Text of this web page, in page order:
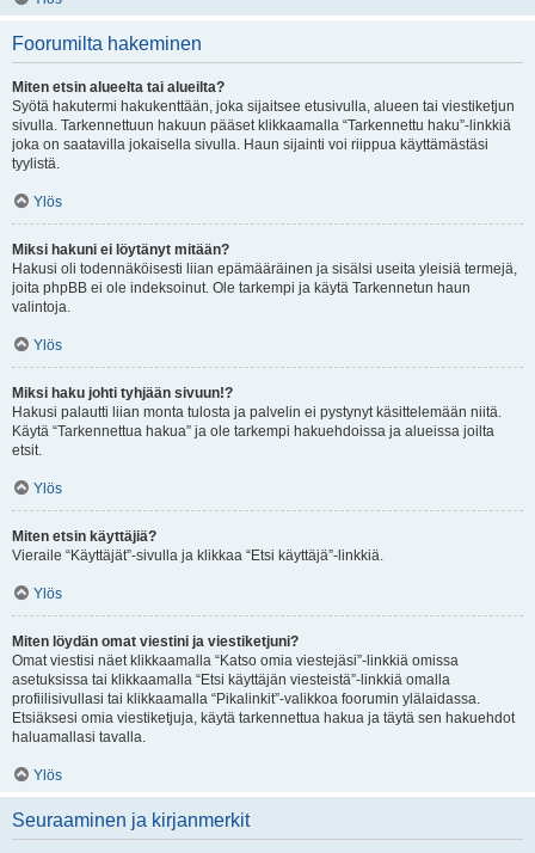
Foorumilta hakeminen
Miten etsin alueelta tai alueilta?
Syötä hakutermi hakukenttään, joka sijaitsee etusivulla, alueen tai viestiketjun
sivulla. Tarkennettuun hakuun pääset klikkaamalla “Tarkennettu haku”-linkkiä
joka on saatavilla jokaisella sivulla. Haun sijainti voi riippua käyttämästäsi
tyylistä.
Ylös
Miksi hakuni ei löytänyt mitään?
Hakusi oli todennäköisesti liian epämääräinen ja sisälsi useita yleisiä termejä,
joita phpBB ei ole indeksoinut. Ole tarkempi ja käytä Tarkennetun haun
valintoja.
Ylös
Miksi haku johti tyhjään sivuun!?
Hakusi palautti liian monta tulosta ja palvelin ei pystynyt käsittelemään niitä.
Käytä “Tarkennettua hakua” ja ole tarkempi hakuehdoissa ja alueissa joilta
etsit.
Ylös
Miten etsin käyttäjiä?
Vieraile “Käyttäjät”-sivulla ja klikkaa “Etsi käyttäjä”-linkkiä.
Ylös
Miten löydän omat viestini ja viestiketjuni?
Omat viestisi näet klikkaamalla “Katso omia viestejäsi”-linkkiä omissa
asetuksissa tai klikkaamalla “Etsi käyttäjän viesteistä”-linkkiä omalla
profiilisivullasi tai klikkaamalla “Pikalinkit”-valikkoa foorumin ylälaidassa.
Etsiäksesi omia viestiketjuja, käytä tarkennettua hakua ja täytä sen hakuehdot
haluamallasi tavalla.
Ylös
Seuraaminen ja kirjanmerkit